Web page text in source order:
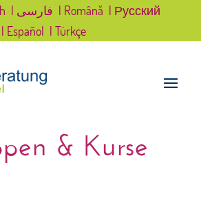
| فارسی | Română | Русский
| Español | Türkçe
& Kurse